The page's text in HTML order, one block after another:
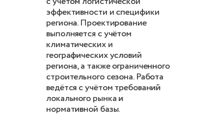
эффективности и специфики
региона. Проектирование
выполняется с учётом
климатических и
географических условий
региона, а также ограниченного
строительного сезона. Работа
ведётся с учётом требований
локального рынка и
нормативной базы.